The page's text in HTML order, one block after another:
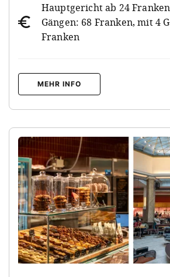
Hauptgericht ab 24
Gängen: 68 Franken, mit 4
Franken
MEHR INFO